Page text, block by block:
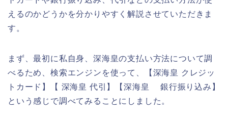
えるのかどうかを分かりやすく解説させていただきま
す。
まず、最初に私自身、深海皇の支払い方法について調
べるため、検索エンジンを使って、【深海皇 クレジッ
トカード】【 深海皇 代引】【深海皇 銀行振り込み】
という感じで調べてみることにしました。